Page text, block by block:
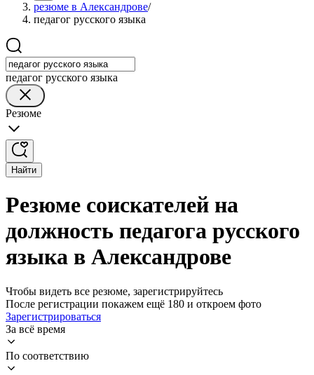
резюме в Александрове/
педагог русского языка
педагог русского языка
Резюме
Найти
Резюме соискателей на
должность педагога русского
языка в Александрове
Чтобы видеть все резюме, зарегистрируйтесь
После регистрации покажем ещё 180 и откроем фото
Зарегистрироваться
За всё время
По соответствию